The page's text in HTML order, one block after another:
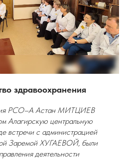
здравоохранения
РСО–А Астан МИТЦИЕВ
Алагирскую центральную
встречи с администрацией
Заремой ХУГАЕВОЙ, были
деятельности